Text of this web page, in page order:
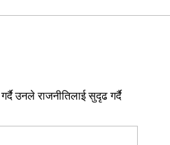
उनले राजनीतिलाई सुदृढ गर्दै